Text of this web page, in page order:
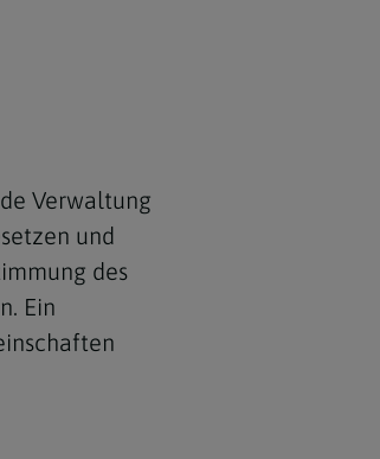
Verwaltung
und
des
Ein